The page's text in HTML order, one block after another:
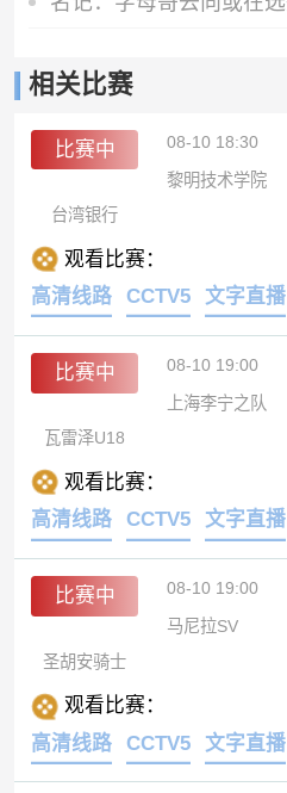
相关比赛
比赛中 08-10 18:30
黎明技术学院
台湾银行
观看比赛：
高清线路
CCTV5 文字直播
比赛中 08-10 19:00
上海李宁之队
瓦雷泽U18
观看比赛：
高清线路
CCTV5 文字直播
比赛中 08-10 19:00
马尼拉SV
圣胡安骑士
观看比赛：
高清线路
CCTV5 文字直播